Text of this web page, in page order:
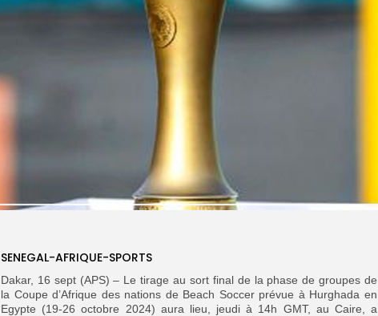
SENEGAL-AFRIQUE-SPORTS
Dakar, 16 sept (APS) – Le tirage au sort final de la phase de groupes de
la Coupe d’Afrique des nations de Beach Soccer prévue à Hurghada en
Egypte (19-26 octobre 2024) aura lieu, jeudi à 14h GMT, au Caire, a